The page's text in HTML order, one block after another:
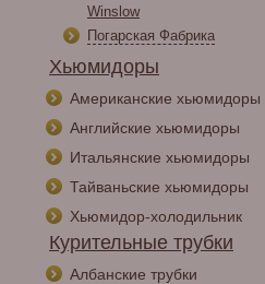
Winslow
Погарская Фабрика
Хьюмидоры
Американские хьюмидоры
Английские хьюмидоры
Итальянские хьюмидоры
Тайваньские хьюмидоры
Хьюмидор-холодильник
Курительные трубки
Албанские трубки